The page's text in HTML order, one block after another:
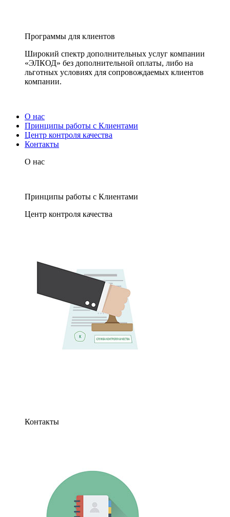
Программы для клиентов
Широкий спектр дополнительных услуг компании
«ЭЛКОД» без дополнительной оплаты, либо на
льготных условиях для сопровождаемых клиентов
компании.
О нас
Принципы работы с Клиентами
Центр контроля качества
Контакты
О нас
Принципы работы с Клиентами
Центр контроля качества
Контакты